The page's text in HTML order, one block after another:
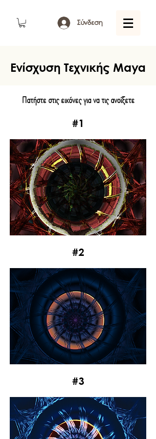
Σύνδεση
Ενίσχυση Τεχνικής Maya
Πατήστε στις εικόνες για να τις ανοίξετε
#1
#2
#3